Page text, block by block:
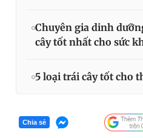
Chuyên gia dinh
cây tốt nhất cho sức
5 loại trái cây tốt cho
Chia sẻ